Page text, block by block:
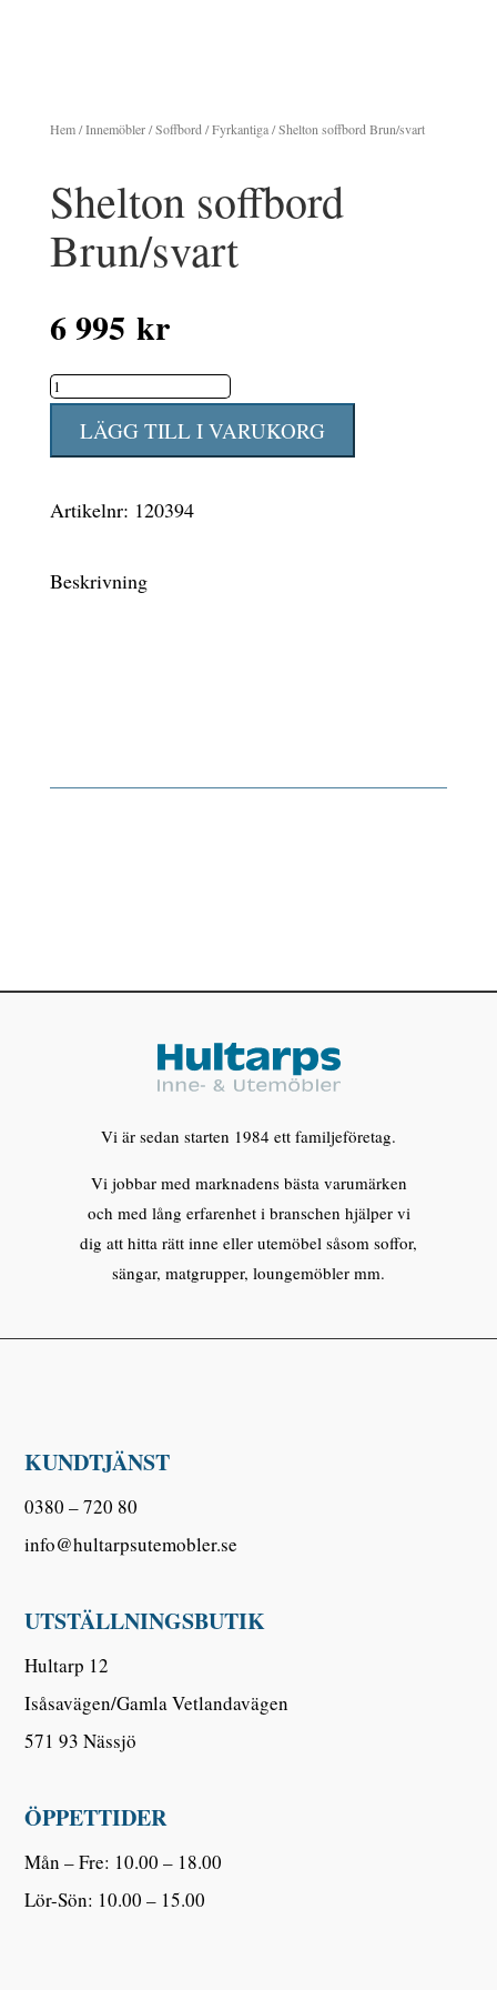
Hem/Innemöbler/Soffbord /Fyrkantiga/ Shelton soffbord Brun/svart
Shelton soffbord
Brun/svart
6 995 kr
Shelton
soffbord
Brun/svart
LÄGG TILL I VARUKORG
Artikelnr: 120394
Beskrivning
Vi är sedan starten 1984 ett familjeföretag.
Vi jobbar med marknadens bästa varumärken
och med lång erfarenhet i branschen hjälper vi
dig att hitta rätt inne eller utemöbel såsom soffor,
sängar, matgrupper, loungemöbler mm.
KUNDTJÄNST
0380 – 720 80
info@hultarpsutemobler.se
UTSTÄLLNINGSBUTIK
Hultarp 12
Isåsavägen/Gamla Vetlandavägen
571 93 Nässjö
ÖPPETTIDER
Mån – Fre: 10.00 – 18.00
Lör-Sön: 10.00 – 15.00